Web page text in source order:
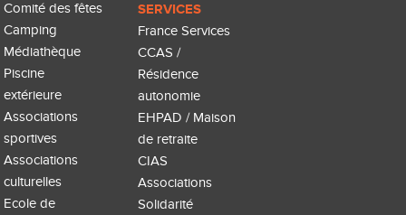
Comité des fêtes
Camping
Médiathèque
Piscine
extérieure
Associations
sportives
Associations
culturelles
Ecole de
SERVICES
France Services
CCAS /
Résidence
autonomie
EHPAD / Maison
de retraite
CIAS
Associations
Solidarité